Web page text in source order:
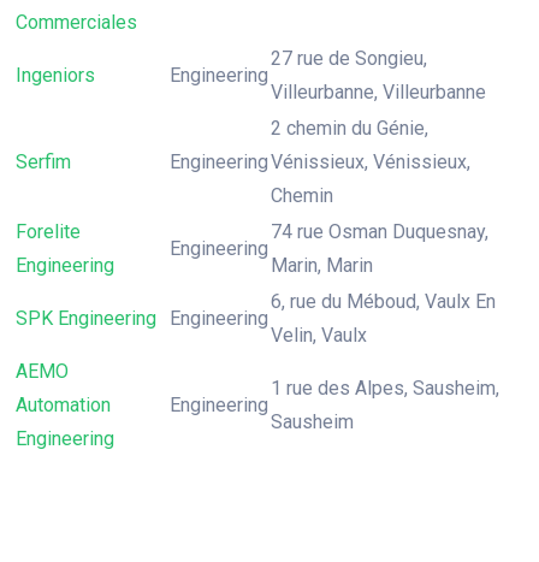
Commerciales
Ingeniors Engineering
27 rue de Songieu,
Villeurbanne, Villeurbanne
Serfim Engineering
2 chemin du Génie,
Vénissieux, Vénissieux,
Chemin
Forelite
Engineering
Engineering
74 rue Osman Duquesnay,
Marin, Marin
SPK Engineering Engineering
6, rue du Méboud, Vaulx En
Velin, Vaulx
AEMO
Automation
Engineering
Engineering
1 rue des Alpes, Sausheim,
Sausheim